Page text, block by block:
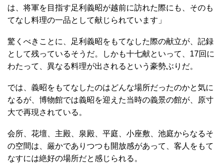
は、将軍を目指す足利義昭が越前に訪れた際にも、そのも
てなし料理の一品として献じられています」
驚くべきことに、足利義昭をもてなした際の献立が、記録
として残っているそうだ。しかも十七献といって、17回に
わたって、異なる料理が出されるという豪勢ぶりだ。
では、義昭をもてなしたのはどんな場所だったのかと気に
なるが、博物館では義昭を迎えた当時の義景の館が、原寸
大で再現されている。
会所、花壇、主殿、泉殿、平庭、小座敷、池庭からなるそ
の空間は、厳かでありつつも開放感があって、客人をもて
なすには絶好の場所だと感じられる。